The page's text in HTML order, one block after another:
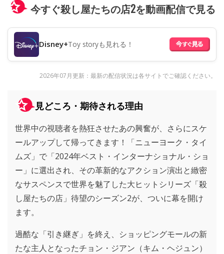
今すぐ殺し屋たちの店2を動画配信で見る
Disney+Toy storyも見れる！
2026年07月更新：最新の配信状況は各サイトでご確認ください。
見どころ・期待される理由
世界中の視聴者を熱狂させたあの興奮が、さらにスケ
ールアップして帰ってきます！「ニューヨーク・タイ
ムズ」で「2024年ベスト・インターナショナル・ショ
ー」に選出され、その革新的なアクション演出と緻密
なサスペンスで世界を魅了した大ヒットシリーズ「殺
し屋たちの店」待望のシーズン2が、ついに幕を開け
ます。
過酷な「引き継ぎ」を終え、ショッピングモールの新
たな主人となったチョン・ジアン（キム・ヘジュン）